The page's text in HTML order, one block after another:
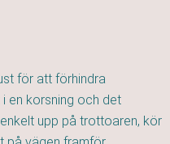
för att förhindra
en korsning och det
upp på trottoaren, kör